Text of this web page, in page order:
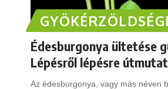
Édesburgonya ültetése
Lépésről lépésre
Az édesburgonya, vagy más néven